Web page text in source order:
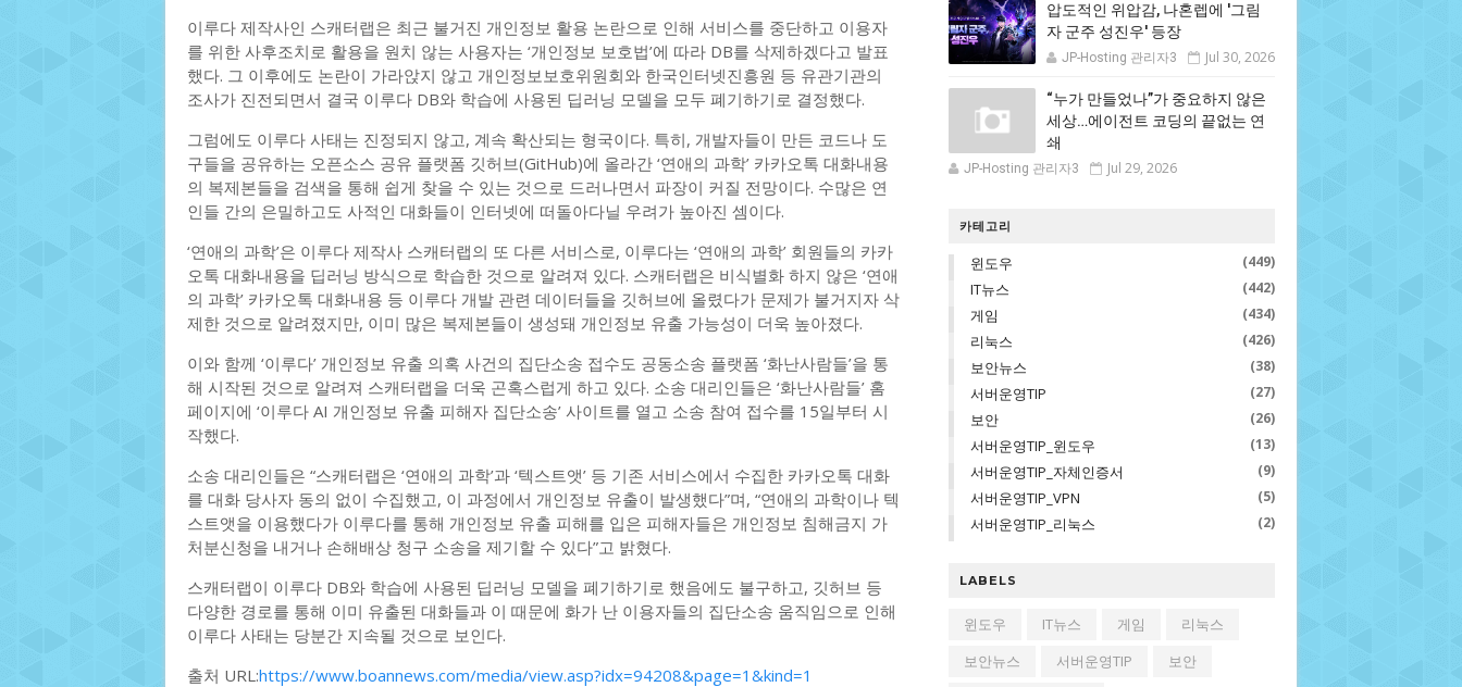
이루다 제작사인 스캐터랩은 최근 불거진 개인정보 활용 논란으로 인해 서비스를 중단하고 이용자
를 위한 사후조치로 활용을 원치 않는 사용자는 ‘개인정보 보호법’에 따라 DB를 삭제하겠다고 발표
했다. 그 이후에도 논란이 가라앉지 않고 개인정보보호위원회와 한국인터넷진흥원 등 유관기관의
조사가 진전되면서 결국 이루다 DB와 학습에 사용된 딥러닝 모델을 모두 폐기하기로 결정했다.
그럼에도 이루다 사태는 진정되지 않고, 계속 확산되는 형국이다. 특히, 개발자들이 만든 코드나 도
구들을 공유하는 오픈소스 공유 플랫폼 깃허브(GitHub)에 올라간 ‘연애의 과학’ 카카오톡 대화내용
의 복제본들을 검색을 통해 쉽게 찾을 수 있는 것으로 드러나면서 파장이 커질 전망이다. 수많은 연
인들 간의 은밀하고도 사적인 대화들이 인터넷에 떠돌아다닐 우려가 높아진 셈이다.
‘연애의 과학’은 이루다 제작사 스캐터랩의 또 다른 서비스로, 이루다는 ‘연애의 과학’ 회원들의 카카
오톡 대화내용을 딥러닝 방식으로 학습한 것으로 알려져 있다. 스캐터랩은 비식별화 하지 않은 ‘연애
의 과학’ 카카오톡 대화내용 등 이루다 개발 관련 데이터들을 깃허브에 올렸다가 문제가 불거지자 삭
제한 것으로 알려졌지만, 이미 많은 복제본들이 생성돼 개인정보 유출 가능성이 더욱 높아졌다.
이와 함께 ‘이루다’ 개인정보 유출 의혹 사건의 집단소송 접수도 공동소송 플랫폼 ‘화난사람들’을 통
해 시작된 것으로 알려져 스캐터랩을 더욱 곤혹스럽게 하고 있다. 소송 대리인들은 ‘화난사람들’ 홈
페이지에 ‘이루다 AI 개인정보 유출 피해자 집단소송’ 사이트를 열고 소송 참여 접수를 15일부터 시
작했다.
소송 대리인들은 “스캐터랩은 ‘연애의 과학’과 ‘텍스트앳’ 등 기존 서비스에서 수집한 카카오톡 대화
를 대화 당사자 동의 없이 수집했고, 이 과정에서 개인정보 유출이 발생했다”며, “연애의 과학이나 텍
스트앳을 이용했다가 이루다를 통해 개인정보 유출 피해를 입은 피해자들은 개인정보 침해금지 가
처분신청을 내거나 손해배상 청구 소송을 제기할 수 있다”고 밝혔다.
스캐터랩이 이루다 DB와 학습에 사용된 딥러닝 모델을 폐기하기로 했음에도 불구하고, 깃허브 등
다양한 경로를 통해 이미 유출된 대화들과 이 때문에 화가 난 이용자들의 집단소송 움직임으로 인해
이루다 사태는 당분간 지속될 것으로 보인다.
출처 URL:https://www.boannews.com/media/view.asp?idx=94208&page=1&kind=1
압도적인 위압감, 나혼렙에 '그림
자 군주 성진우' 등장
JP-Hosting 관리자3 Jul 30, 2026
“누가 만들었나”가 중요하지 않은
세상…에이전트 코딩의 끝없는 연
쇄
JP-Hosting 관리자3 Jul 29, 2026
카테고리
윈도우 (449)
IT뉴스 (442)
게임 (434)
리눅스 (426)
보안뉴스 (38)
서버운영TIP (27)
보안 (26)
서버운영TIP_윈도우 (13)
서버운영TIP_자체인증서 (9)
서버운영TIP_VPN (5)
서버운영TIP_리눅스 (2)
LABELS
윈도우 IT뉴스 게임
리눅스
보안뉴스
서버운영TIP
보안